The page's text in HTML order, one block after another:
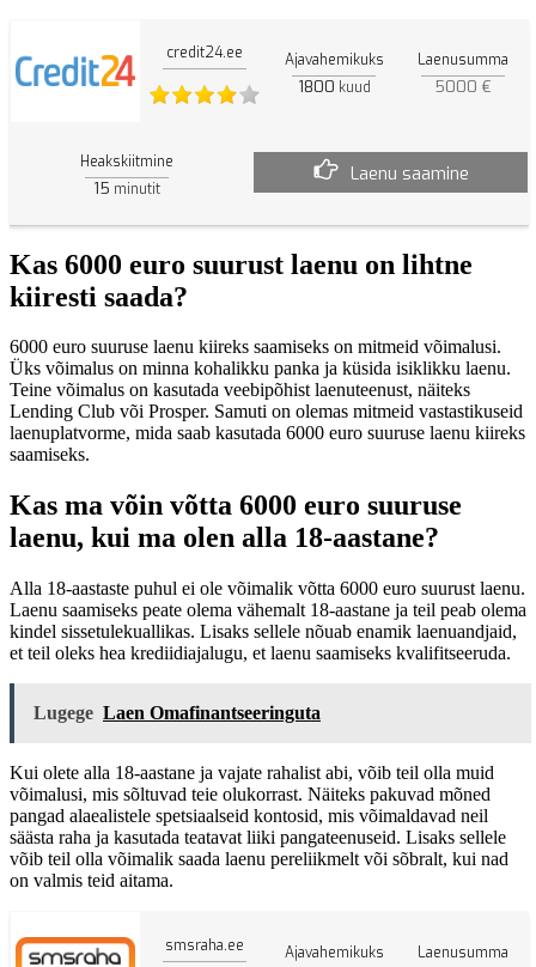
credit24.ee Ajavahemikuks
1800 kuud
Laenusumma
5000 €
Heakskiitmine
15 minutit
Laenu saamine
Kas 6000 euro suurust laenu on lihtne
kiiresti saada?
6000 euro suuruse laenu kiireks saamiseks on mitmeid võimalusi.
Üks võimalus on minna kohalikku panka ja küsida isiklikku laenu.
Teine võimalus on kasutada veebipõhist laenuteenust, näiteks
Lending Club või Prosper. Samuti on olemas mitmeid vastastikuseid
laenuplatvorme, mida saab kasutada 6000 euro suuruse laenu kiireks
saamiseks.
Kas ma võin võtta 6000 euro suuruse
laenu, kui ma olen alla 18-aastane?
Alla 18-aastaste puhul ei ole võimalik võtta 6000 euro suurust laenu.
Laenu saamiseks peate olema vähemalt 18-aastane ja teil peab olema
kindel sissetulekuallikas. Lisaks sellele nõuab enamik laenuandjaid,
et teil oleks hea krediidiajalugu, et laenu saamiseks kvalifitseeruda.
Lugege Laen Omafinantseeringuta
Kui olete alla 18-aastane ja vajate rahalist abi, võib teil olla muid
võimalusi, mis sõltuvad teie olukorrast. Näiteks pakuvad mõned
pangad alaealistele spetsiaalseid kontosid, mis võimaldavad neil
säästa raha ja kasutada teatavat liiki pangateenuseid. Lisaks sellele
võib teil olla võimalik saada laenu pereliikmelt või sõbralt, kui nad
on valmis teid aitama.
smsraha.ee Ajavahemikuks Laenusumma